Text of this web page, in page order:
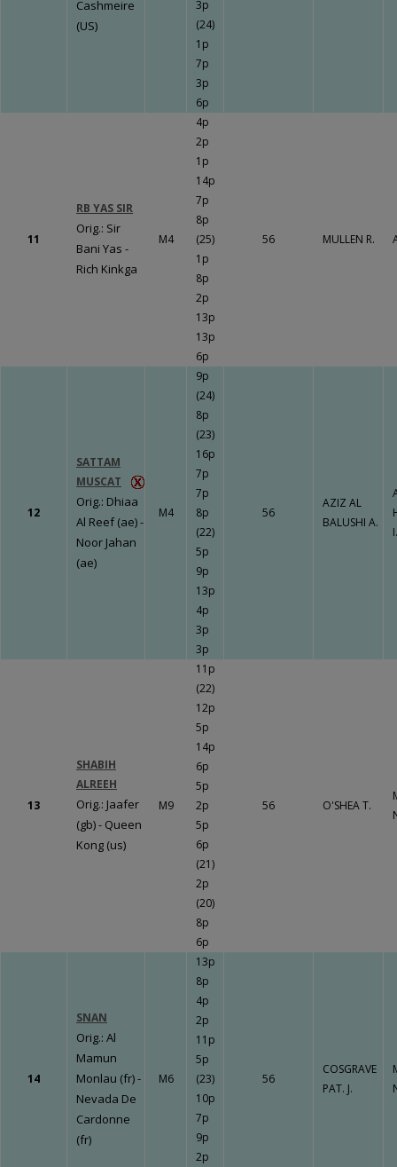
Cashmeire
(US)
3p
(24)
1p
7p
3p
6p
11
RB YAS SIR
Orig.: Sir
Bani Yas -
Rich Kinkga
M4
4p
2p
1p
14p
7p
8p
(25)
1p
8p
2p
13p
13p
6p
56 MULLEN R.
12
SATTAM
MUSCAT
Orig.: Dhiaa
Al Reef (ae) -
Noor Jahan
(ae)
M4
9p
(24)
8p
(23)
16p
7p
7p
8p
(22)
5p
9p
13p
4p
3p
3p
56
AZIZ AL
BALUSHI A.
I.
13
SHABIH
ALREEH
Orig.: Jaafer
(gb) - Queen
Kong (us)
M9
11p
(22)
12p
5p
14p
6p
5p
2p
5p
6p
(21)
2p
(20)
8p
6p
56 O'SHEA T.
14
SNAN
Orig.: Al
Mamun
Monlau (fr) -
Nevada De
Cardonne
(fr)
M6
13p
8p
4p
2p
11p
5p
(23)
10p
7p
9p
2p
56
COSGRAVE
PAT. J.